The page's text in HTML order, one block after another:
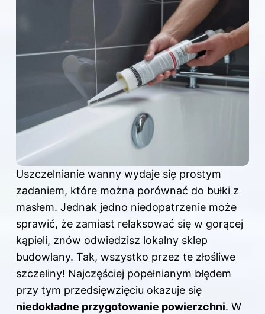
Uszczelnianie wanny wydaje się prostym
zadaniem, które można porównać do bułki z
masłem. Jednak jedno niedopatrzenie może
sprawić, że zamiast relaksować się w gorącej
kąpieli, znów odwiedzisz lokalny sklep
budowlany. Tak, wszystko przez te złośliwe
szczeliny! Najczęściej popełnianym błędem
przy tym przedsięwzięciu okazuje się
niedokładne przygotowanie powierzchni. W